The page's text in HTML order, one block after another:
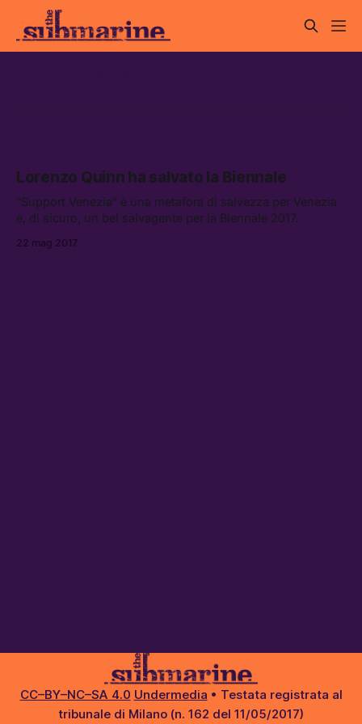
Lorenzo Quinn ha salvato la Biennale
“Support Venezia” è una metafora di salvezza per Venezia
e, di sicuro, un bel salvagente per la Biennale 2017.
22 mag 2017
CC–BY–NC–SA 4.0 Undermedia • Testata registrata al
tribunale di Milano (n. 162 del 11/05/2017)